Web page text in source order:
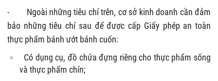
-
Ngoài những tiêu chí trên, cơ sở kinh doanh cần đảm
bảo những tiêu chí sau để được cấp Giấy phép an toàn
thực phẩm bánh ướt bánh cuốn:
Có dụng cụ, đồ chứa đựng riêng cho thực phẩm sống
và thực phẩm chín;